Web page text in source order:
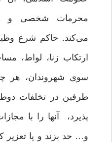
محرمات شخصی و
می‌کند. حاکم شرع
ارتکاب زنا، لواط،
سوی شهروندان، هر
طرفین در تخلفات
پذیرد، آنها را با
و… حد بزند و یا تعزیر